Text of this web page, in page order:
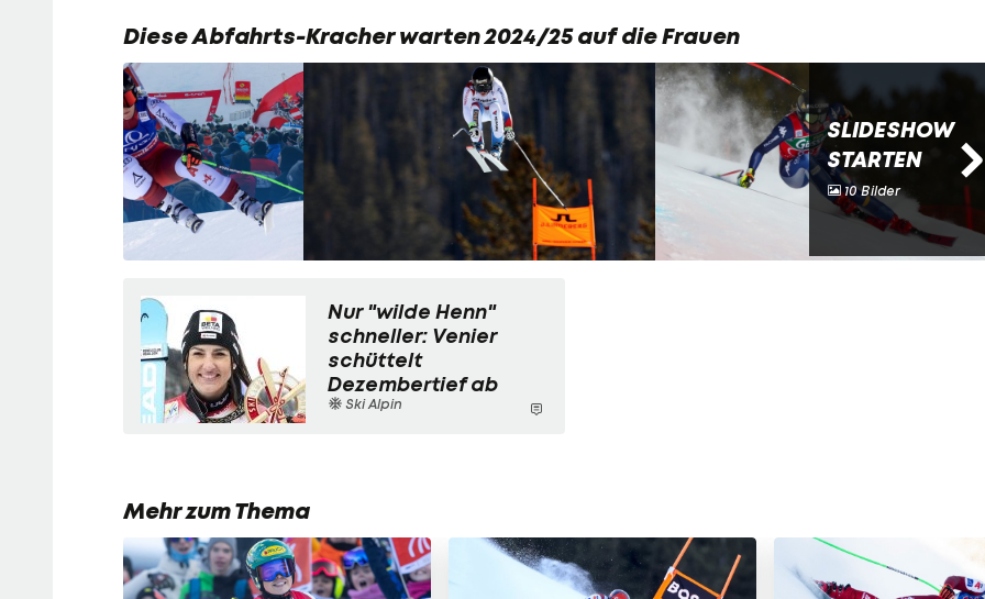
Diese Abfahrts-Kracher warten 2024/25 auf die Frauen
SLIDESHOW
STARTEN
10 Bilder
Nur "wilde Henn"
schneller: Venier
schüttelt
Dezembertief ab
Ski Alpin
Mehr zum Thema